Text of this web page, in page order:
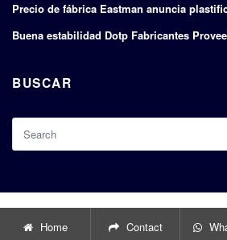
Precio de fábrica Eastman anuncia
Buena estabilidad Dotp Fabricantes
BUSCAR
Home Contact